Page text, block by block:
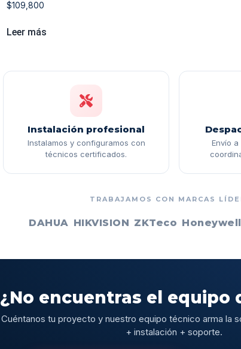
$109,800
Leer más
Instalación profesional
Instalamos y configuramos con
técnicos certificados.
Envío
TRABAJAMOS CON MARCAS
DAHUA HIKVISION ZKTeco Honeywell
¿No encuentras el equipo
Cuéntanos tu proyecto y nuestro equipo técnico arma la
+ instalación + soporte.